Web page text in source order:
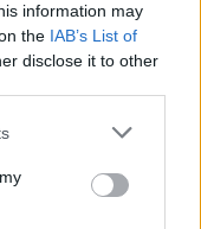
information may
the IAB’s List of
disclose it to other
impagabile”,
di estremo successo,
anche per la serietà